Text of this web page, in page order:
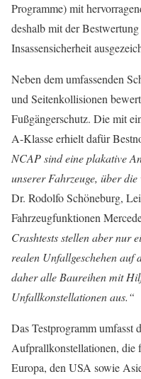
Programme) mit
deshalb mit der
Insassensicherheit
Neben dem umfassenden
und Seitenkollisionen
Fußgängerschutz. Die mit
A-Klasse erhielt dafür
NCAP sind eine plakative
unserer Fahrzeuge, über
Dr. Rodolfo Schöneburg,
Fahrzeugfunktionen
Crashtests stellen aber nur
realen Unfallgeschehen auf
daher alle Baureihen mit
Unfallkonstellationen aus.“
Das Testprogramm umfasst
Aufprallkonstellationen, die
Europa, den USA sowie